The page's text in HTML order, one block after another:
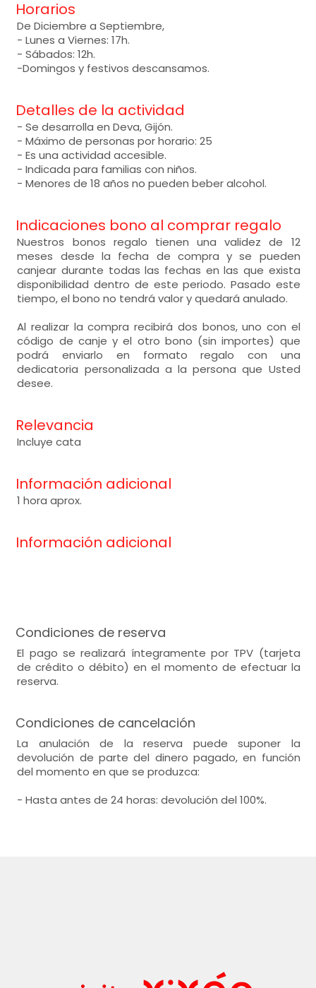
Horarios
De Diciembre a Septiembre,
- Lunes a Viernes: 17h.
- Sábados: 12h.
-Domingos y festivos descansamos.
Detalles de la actividad
- Se desarrolla en Deva, Gijón.
- Máximo de personas por horario: 25
- Es una actividad accesible.
- Indicada para familias con niños.
- Menores de 18 años no pueden beber alcohol.
Indicaciones bono al comprar regalo
Nuestros bonos regalo tienen una validez de 12
meses desde la fecha de compra y se pueden
canjear durante todas las fechas en las que exista
disponibilidad dentro de este periodo. Pasado este
tiempo, el bono no tendrá valor y quedará anulado.
Al realizar la compra recibirá dos bonos, uno con el
código de canje y el otro bono (sin importes) que
podrá enviarlo en formato regalo con una
dedicatoria personalizada a la persona que Usted
desee.
Relevancia
Incluye cata
Información adicional
1 hora aprox.
Información adicional
Condiciones de reserva
El pago se realizará íntegramente por TPV (tarjeta
de crédito o débito) en el momento de efectuar la
reserva.
Condiciones de cancelación
La anulación de la reserva puede suponer la
devolución de parte del dinero pagado, en función
del momento en que se produzca:
- Hasta antes de 24 horas: devolución del 100%.